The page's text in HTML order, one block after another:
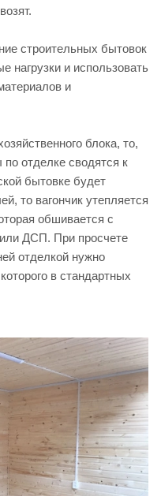
строительных бытовок
нагрузки и использовать
и
блока, то,
отделке сводятся к
бытовке будет
то вагончик утепляется
обшивается с
ДСП. При просчете
отделкой нужно
в стандартных